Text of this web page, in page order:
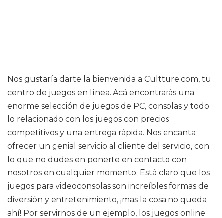
Nos gustaría darte la bienvenida a Cultture.com, tu
centro de juegos en línea. Acá encontrarás una
enorme selección de juegos de PC, consolas y todo
lo relacionado con los juegos con precios
competitivos y una entrega rápida. Nos encanta
ofrecer un genial servicio al cliente del servicio, con
lo que no dudes en ponerte en contacto con
nosotros en cualquier momento. Está claro que los
juegos para videoconsolas son increíbles formas de
diversión y entretenimiento, ¡mas la cosa no queda
ahí! Por servirnos de un ejemplo, los juegos online